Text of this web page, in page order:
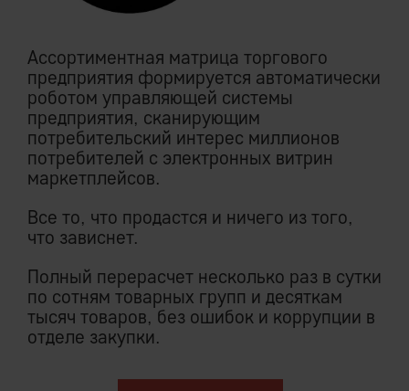
Ассортиментная матрица торгового
предприятия формируется автоматически
роботом управляющей системы
предприятия, сканирующим
потребительский интерес миллионов
потребителей с электронных витрин
маркетплейсов.
Все то, что продастся и ничего из того,
что зависнет.
Полный перерасчет несколько раз в сутки
по сотням товарных групп и десяткам
тысяч товаров, без ошибок и коррупции в
отделе закупки.